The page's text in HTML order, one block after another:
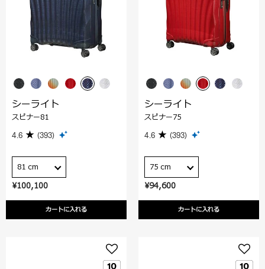
¥100,100
カートに入れる
シーライト
スピナー81
4.6 (393)
81 cm
¥94,600
カートに入れる
シーライト
スピナー75
4.6 (393)
75 cm